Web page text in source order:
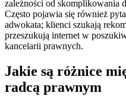
zależności od skomplikowania
Często pojawia się również
adwokata; klienci szukają
przeszukują internet w
kancelarii prawnych.
Jakie są różnice
radcą prawnym